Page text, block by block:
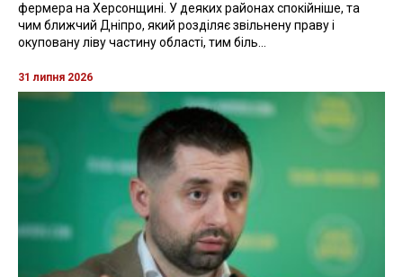
фермера на Херсонщині. У деяких районах спокійніше, та
чим ближчий Дніпро, який розділяє звільнену праву і
окуповану ліву частину області, тим біль...
31 липня 2026